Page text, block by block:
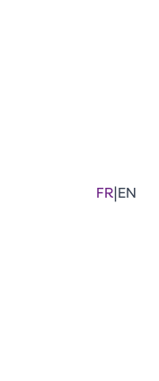
pour ouvrir le lien.
FR|EN